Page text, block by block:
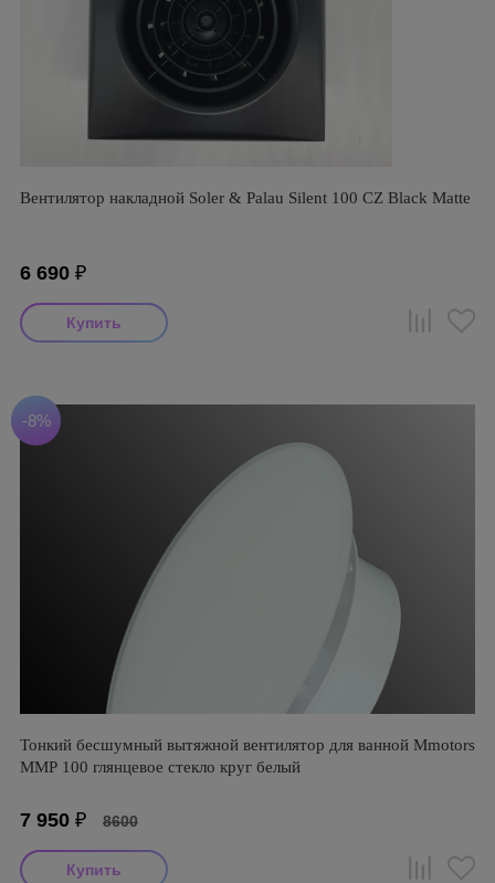
Вентилятор накладной Soler & Palau Silent 100 CZ Black Matte
6 690 ₽
-8%
Тонкий бесшумный вытяжной вентилятор для ванной Mmotors
ММР 100 глянцевое стекло круг белый
7 950 ₽ 8600